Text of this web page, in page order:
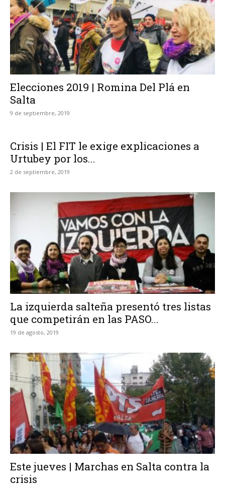
Elecciones 2019 | Romina Del Plá en
Salta
9 de septiembre, 2019
Crisis | El FIT le exige explicaciones a
Urtubey por los...
2 de septiembre, 2019
La izquierda salteña presentó tres listas
que competirán en las PASO...
19 de agosto, 2019
Este jueves | Marchas en Salta contra la
crisis